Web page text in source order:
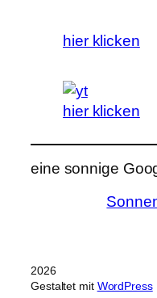
hier klicken
hier klicken
eine sonnige
2026
Gestaltet mit WordPress